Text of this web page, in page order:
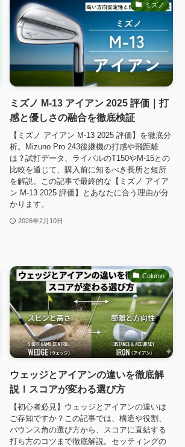
ミズノ
ミズノ M-13 アイアン 2025 評価｜打
感と優しさの融合を徹底検証
【ミズノ アイアン M-13 2025 評価】を徹底分
析。Mizuno Pro 243後継機の打感や飛距離
は？試打データ、ライバルのT150やM-15との
比較を通じて、購入前に知るべき長所と短所
を解説。この記事で最終的な【ミズノ アイア
ン M-13 2025 評価】とあなたに合う理由が分
かります。
2026年2月10日
Column
ウェッジとアイアンの違いを徹底解
説！スコアが変わる選び方
【初心者必見】ウェッジとアイアンの違いは
ご存知ですか？この記事では、構造や役割、
バウンス角の選び方から、スコアに直結する
打ち方のコツまで徹底解説。セッティングの